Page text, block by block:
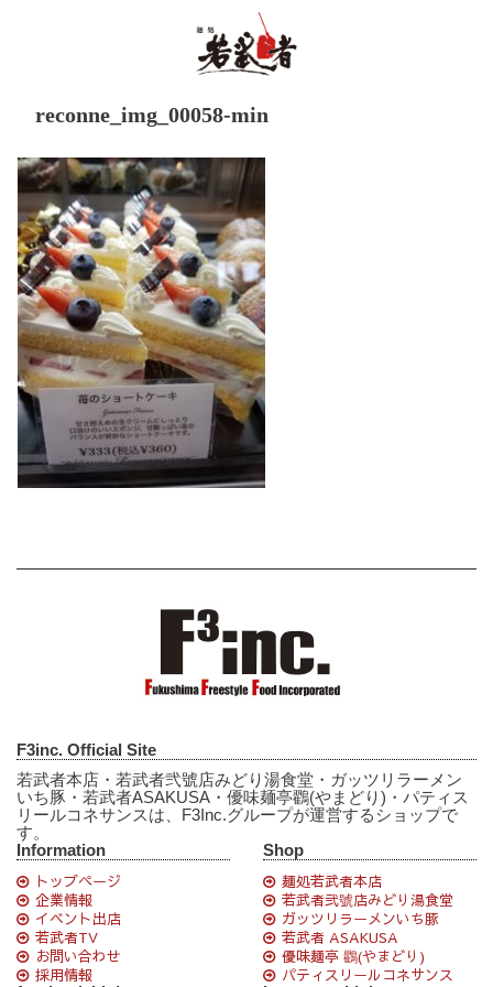
reconne_img_00058-min
F3inc. Official Site
若武者本店・若武者弐號店みどり湯食堂・ガッツリラーメン
いち豚・若武者ASAKUSA・優味麺亭鸐(やまどり)・パティス
リールコネサンスは、F3Inc.グループが運営するショップで
す。
Information
トップページ
企業情報
イベント出店
若武者TV
お問い合わせ
採用情報
Shop
麺処若武者本店
若武者弐號店みどり湯食堂
ガッツリラーメンいち豚
若武者 ASAKUSA
優味麺亭 鸐(やまどり)
パティスリールコネサンス